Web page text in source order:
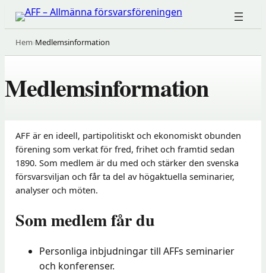
Hoppa
till
innehåll
Hem›Medlemsinformation
Medlemsinformation
AFF är en ideell, partipolitiskt och ekonomiskt obunden
förening som verkat för fred, frihet och framtid sedan
1890. Som medlem är du med och stärker den svenska
försvarsviljan och får ta del av högaktuella seminarier,
analyser och möten.
Som medlem får du
Personliga inbjudningar till AFFs seminarier
och konferenser.